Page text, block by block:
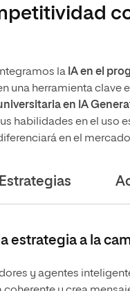
Integramos la IAen el
una herramienta clave
en IA
habilidades en el uso
en el
Estrategias
estrategia a la
y agentes